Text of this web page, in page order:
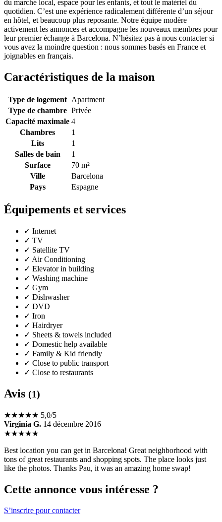
du marché local, espace pour les enfants, et tout le matériel du
quotidien. C’est une expérience radicalement différente d’un séjour
en hôtel, et beaucoup plus reposante. Notre équipe modère
activement les annonces et accompagne les nouveaux membres pour
leur premier échange à Barcelona. N’hésitez pas à nous contacter si
vous avez la moindre question : nous sommes basés en France et
joignables en français.
Caractéristiques de la maison
Type de logement Apartment
Type de chambre Privée
Capacité maximale 4
Chambres
1
Lits
1
Salles de bain
1
Surface
70 m²
Ville
Barcelona
Pays
Espagne
Équipements et services
✓ Internet
✓ TV
✓ Satellite TV
✓ Air Conditioning
✓ Elevator in building
✓ Washing machine
✓ Gym
✓ Dishwasher
✓ DVD
✓ Iron
✓ Hairdryer
✓ Sheets & towels included
✓ Domestic help available
✓ Family & Kid friendly
✓ Close to public transport
✓ Close to restaurants
Avis (1)
★★★★★ 5,0/5
Virginia G. 14 décembre 2016
★★★★★
Best location you can get in Barcelona! Great neighborhood with
tons of great restaurants and shopping spots. The place looks just
like the photos. Thanks Pau, it was an amazing home swap!
Cette annonce vous intéresse ?
S’inscrire pour contacter